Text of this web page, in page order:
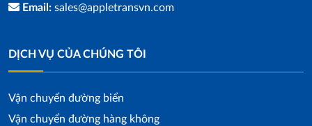
Email: sales@appletransvn.com
DỊCH VỤ CỦA CHÚNG TÔI
Vận chuyển đường biển
Vận chuyển đường hàng không